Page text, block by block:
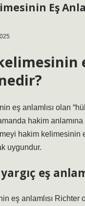
Eş
eş anlamlısı olan
hakim
hakim kelimesinin
uygundur.
eş
eş anlamlısı Richter